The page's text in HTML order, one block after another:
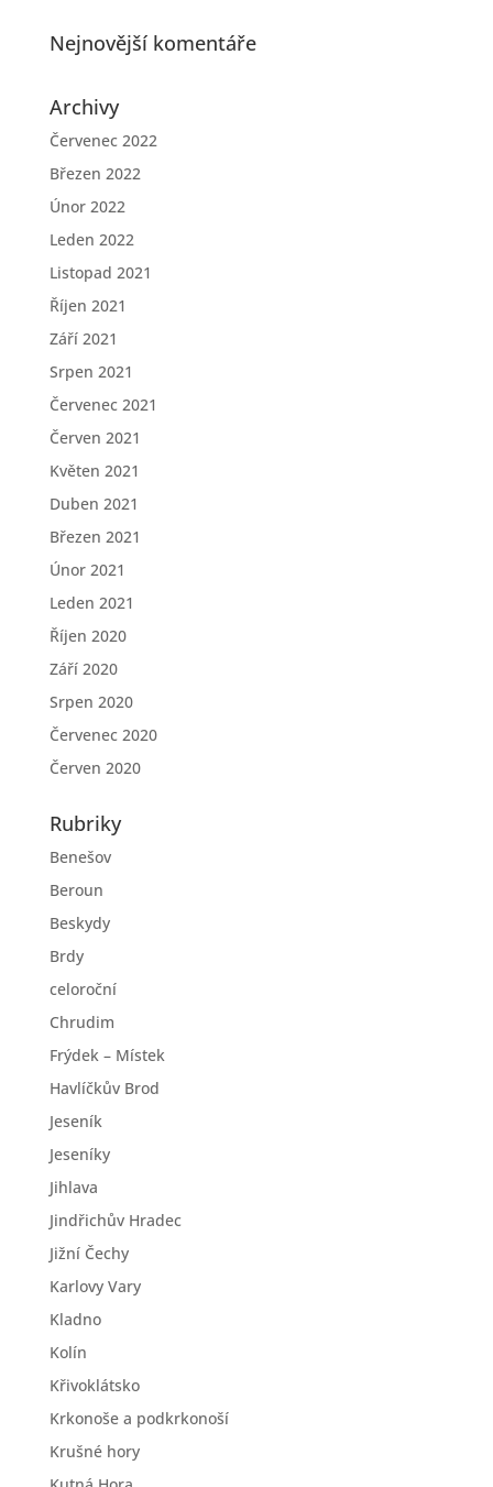
Nejnovější komentáře
Archivy
Červenec 2022
Březen 2022
Únor 2022
Leden 2022
Listopad 2021
Říjen 2021
Září 2021
Srpen 2021
Červenec 2021
Červen 2021
Květen 2021
Duben 2021
Březen 2021
Únor 2021
Leden 2021
Říjen 2020
Září 2020
Srpen 2020
Červenec 2020
Červen 2020
Rubriky
Benešov
Beroun
Beskydy
Brdy
celoroční
Chrudim
Frýdek – Místek
Havlíčkův Brod
Jeseník
Jeseníky
Jihlava
Jindřichův Hradec
Jižní Čechy
Karlovy Vary
Kladno
Kolín
Křivoklátsko
Krkonoše a podkrkonoší
Krušné hory